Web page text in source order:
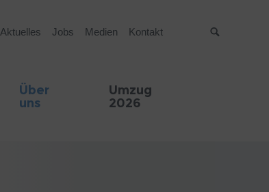
Aktuelles Jobs Medien Kontakt
Über
uns
Umzug
2026